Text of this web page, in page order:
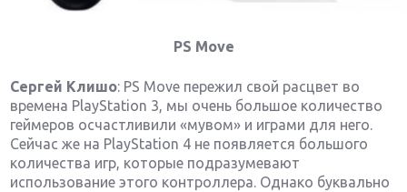
PS Move
Сергей Клишо: PS Move пережил свой расцвет во
времена PlayStation 3, мы очень большое количество
геймеров осчастливили «мувом» и играми для него.
Сейчас же на PlayStation 4 не появляется большого
количества игр, которые подразумевают
использование этого контроллера. Однако буквально